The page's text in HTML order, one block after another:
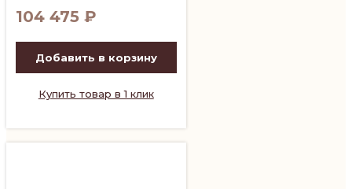
104 475 ₽
Добавить в корзину
Купить товар в 1 клик